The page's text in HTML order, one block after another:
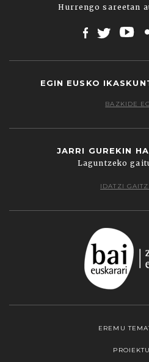
Hurrengo sareetan
EGIN EUSKO
BAZKIDE
JARRI GUREKIN
Laguntzeko
IDATZI
EREMU